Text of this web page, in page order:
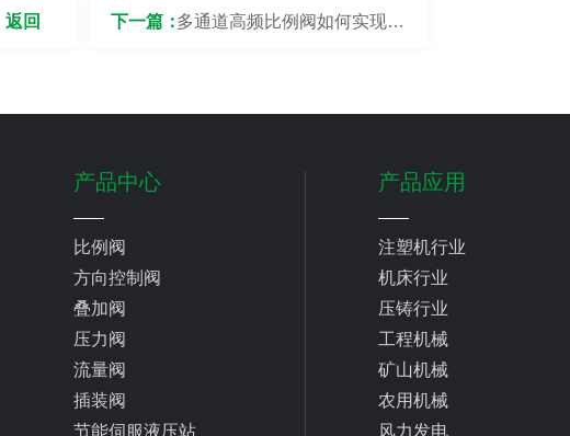
下一篇：多通道高频比例阀如何实现高
返回
产品中心
比例阀
方向控制阀
叠加阀
压力阀
流量阀
插装阀
节能伺服液压站
产品应用
注塑机行业
机床行业
压铸行业
工程机械
矿山机械
农用机械
风力发电